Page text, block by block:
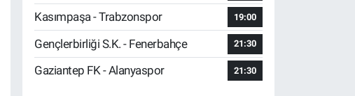
Kasımpaşa - Trabzonspor 19:00
Gençlerbirliği S.K. - Fenerbahçe 21:30
Gaziantep FK - Alanyaspor 21:30